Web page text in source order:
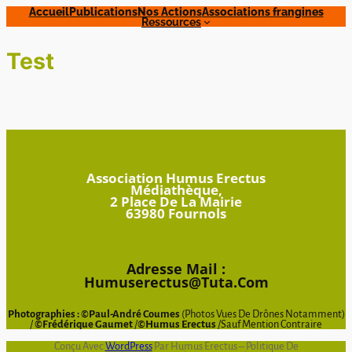
AccueilPublicationsNos ActionsAssociations frangines
Ressources
Test
Association Humus Erectus
Médiathèque,
2 Place De La Mairie
63980 Fournols
Adresse Mail :
Humuserectus@tuta.com
Photographies :©Paul-André Coumes (photos Vues De Drônes Notamment)
/©Frédérique Gaumet /©Humus Erectus /Sauf Mention Contraire
Conçu Avec WordPressPar Humus Erectus – Politique De